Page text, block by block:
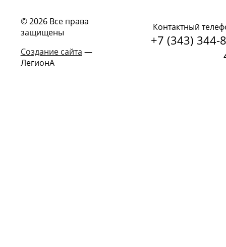
© 2026 Все права
защищены
Создание сайта —
ЛегионА
Контактный
+7 (343) 344-